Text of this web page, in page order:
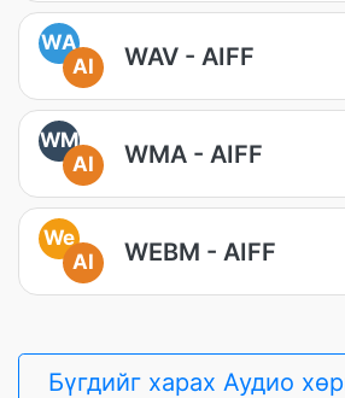
WA
AI
WAV - AIFF
WM
AI
WMA - AIFF
We
AI
WEBM - AIFF
Бүгдийг харах Аудио